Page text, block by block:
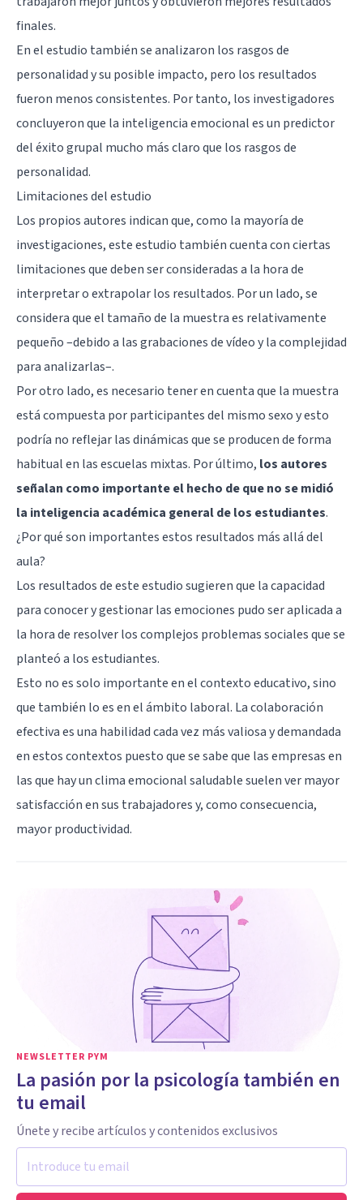
finales.
En el estudio también se analizaron los rasgos de
personalidad y su posible impacto, pero los resultados
fueron menos consistentes. Por tanto, los investigadores
concluyeron que la inteligencia emocional es un predictor
del éxito grupal mucho más claro que los rasgos de
personalidad.
Limitaciones del estudio
Los propios autores indican que, como la mayoría de
investigaciones, este estudio también cuenta con ciertas
limitaciones que deben ser consideradas a la hora de
interpretar o extrapolar los resultados. Por un lado, se
considera que el tamaño de la muestra es relativamente
pequeño –debido a las grabaciones de vídeo y la complejidad
para analizarlas–.
Por otro lado, es necesario tener en cuenta que la muestra
está compuesta por participantes del mismo sexo y esto
podría no reflejar las dinámicas que se producen de forma
habitual en las escuelas mixtas. Por último, los autores
señalan como importante el hecho de que no se midió
la inteligencia académica general de los estudiantes.
¿Por qué son importantes estos resultados más allá del
aula?
Los resultados de este estudio sugieren que la capacidad
para conocer y gestionar las emociones pudo ser aplicada a
la hora de resolver los complejos problemas sociales que se
planteó a los estudiantes.
Esto no es solo importante en el contexto educativo, sino
que también lo es en el ámbito laboral. La colaboración
efectiva es una habilidad cada vez más valiosa y demandada
en estos contextos puesto que se sabe que las empresas en
las que hay un clima emocional saludable suelen ver mayor
satisfacción en sus trabajadores y, como consecuencia,
mayor productividad.
NEWSLETTER PYM
La pasión por la psicología también en
tu email
Únete y recibe artículos y contenidos exclusivos